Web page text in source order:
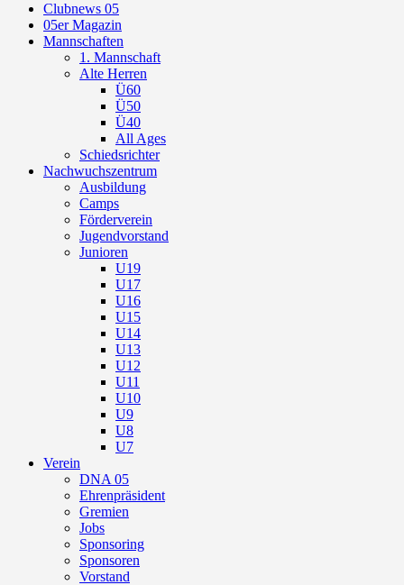
Clubnews 05
05er Magazin
Mannschaften
1. Mannschaft
Alte Herren
Ü60
Ü50
Ü40
All Ages
Schiedsrichter
Nachwuchszentrum
Ausbildung
Camps
Förderverein
Jugendvorstand
Junioren
U19
U17
U16
U15
U14
U13
U12
U11
U10
U9
U8
U7
Verein
DNA 05
Ehrenpräsident
Gremien
Jobs
Sponsoring
Sponsoren
Vorstand